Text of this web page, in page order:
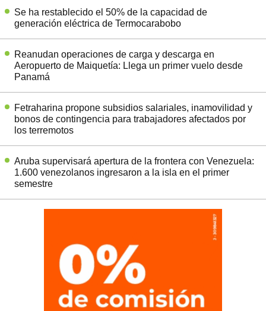
Se ha restablecido el 50% de la capacidad de
generación eléctrica de Termocarabobo
Reanudan operaciones de carga y descarga en
Aeropuerto de Maiquetía: Llega un primer vuelo desde
Panamá
Fetraharina propone subsidios salariales, inamovilidad y
bonos de contingencia para trabajadores afectados por
los terremotos
Aruba supervisará apertura de la frontera con Venezuela:
1.600 venezolanos ingresaron a la isla en el primer
semestre